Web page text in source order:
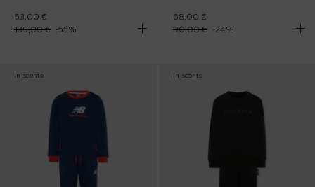
63,00 €
139,00 € -55%
68,00 €
90,00 €
-24%
In sconto In sconto